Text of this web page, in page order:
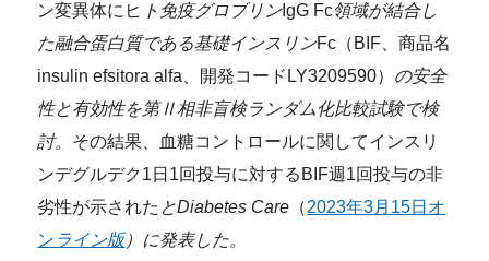
ン変異体にヒ ト免疫グロブリンIgG Fc領域が結合し
た融合蛋白質である基礎インスリンFc（BIF、商品名
insulin efsitora alfa、開発コードLY3209590） の安全
性と有効性を第Ⅱ相非盲検ランダム化比較試験で検
討。 その結果、血糖コントロールに関してインスリ
ンデグルデク1日1回投与に対するBIF週1回投与の非
劣性が示された とDiabetes Care （2023年3月15日オ
ン ライン版）に発表した。